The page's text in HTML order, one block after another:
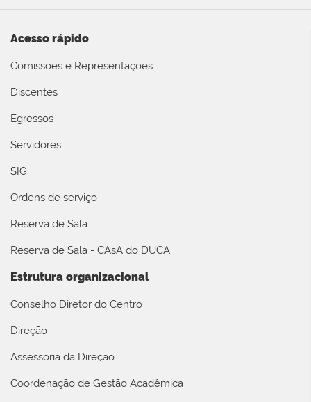
Acesso rápido
Comissões e Representações
Discentes
Egressos
Servidores
SIG
Ordens de serviço
Reserva de Sala
Reserva de Sala - CAsA do DUCA
Estrutura organizacional
Conselho Diretor do Centro
Direção
Assessoria da Direção
Coordenação de Gestão Acadêmica